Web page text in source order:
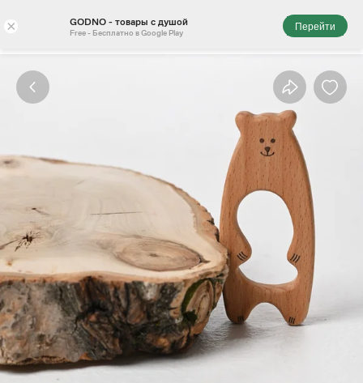
× GODNO - товары с душой
Free - Бесплатно в Google Play
Перейти